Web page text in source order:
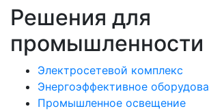
Решения для
промышленности
Электросетевой комплекс
Энергоэффективное
Промышленное освещение